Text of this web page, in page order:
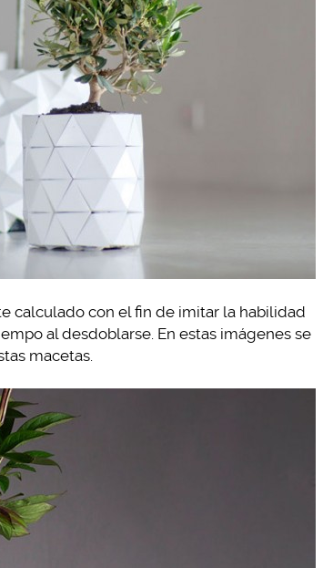
calculado con el fin de imitar la habilidad
al desdoblarse. En estas imágenes se
macetas.